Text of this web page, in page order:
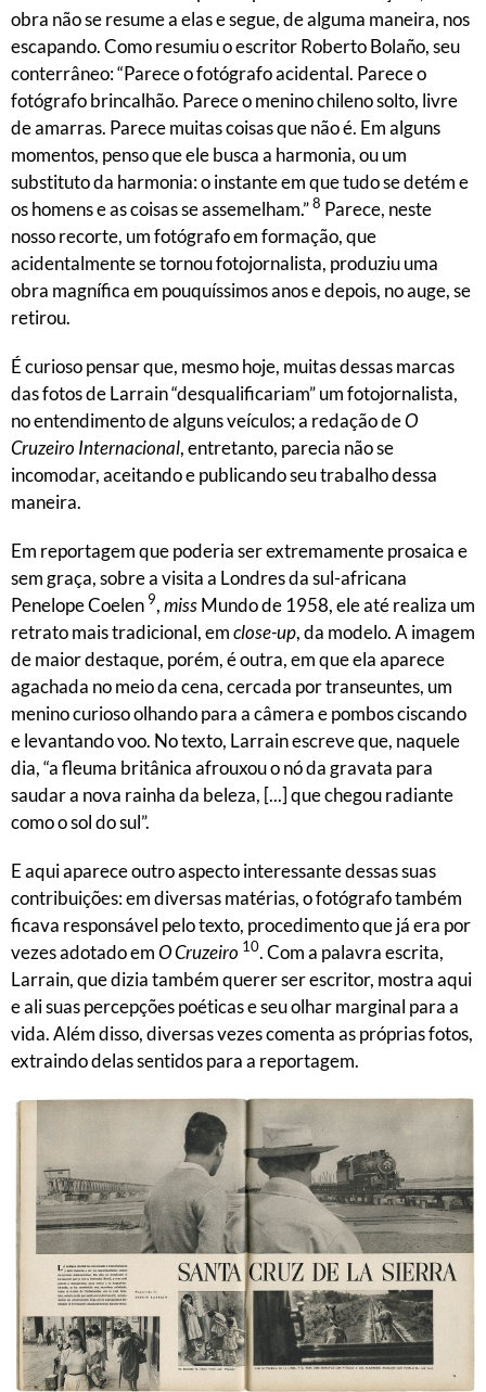
obra não se resume a elas e segue, de alguma maneira, nos
escapando. Como resumiu o escritor Roberto Bolaño, seu
conterrâneo: “Parece o fotógrafo acidental. Parece o
fotógrafo brincalhão. Parece o menino chileno solto, livre
de amarras. Parece muitas coisas que não é. Em alguns
momentos, penso que ele busca a harmonia, ou um
substituto da harmonia: o instante em que tudo se detém e
os homens e as coisas se assemelham.”8 Parece, neste
nosso recorte, um fotógrafo em formação, que
acidentalmente se tornou fotojornalista, produziu uma
obra magnífica em pouquíssimos anos e depois, no auge, se
retirou.
É curioso pensar que, mesmo hoje, muitas dessas marcas
das fotos de Larrain “desqualificariam” um fotojornalista,
no entendimento de alguns veículos; a redação deO
Cruzeiro Internacional, entretanto, parecia não se
incomodar, aceitando e publicando seu trabalho dessa
maneira.
Em reportagem que poderia ser extremamente prosaica e
sem graça, sobre a visita a Londres da sul-africana
Penelope Coelen 9,missMundo de 1958, ele até realiza um
retrato mais tradicional, emclose-up, da modelo. A imagem
de maior destaque, porém, é outra, em que ela aparece
agachada no meio da cena, cercada por transeuntes, um
menino curioso olhando para a câmera e pombos ciscando
e levantando voo. No texto, Larrain escreve que, naquele
dia, “a fleuma britânica afrouxou o nó da gravata para
saudar a nova rainha da beleza, [...] que chegou radiante
como o sol do sul”.
E aqui aparece outro aspecto interessante dessas suas
contribuições: em diversas matérias, o fotógrafo também
ficava responsável pelo texto, procedimento que já era por
vezes adotado emO Cruzeiro 10. Com a palavra escrita,
Larrain, que dizia também querer ser escritor, mostra aqui
e ali suas percepções poéticas e seu olhar marginal para a
vida. Além disso, diversas vezes comenta as próprias fotos,
extraindo delas sentidos para a reportagem.